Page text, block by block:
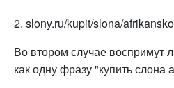
2. slony.ru/kupit/slona/
Во втором случае воспримут
как одну фразу "купить слона